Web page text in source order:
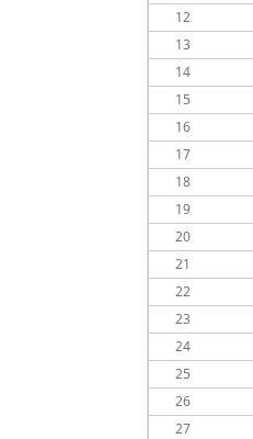
12
13
14
15
16
17
18
19
20
21
22
23
24
25
26
27